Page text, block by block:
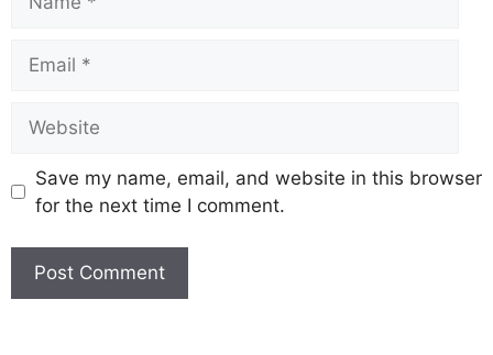
Save my name, email, and website in this browser
for the next time I comment.